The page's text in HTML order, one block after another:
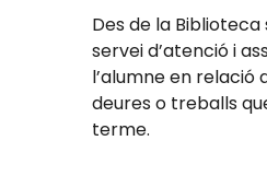
Des de la Biblioteca
servei d’atenció i
l’alumne en relació
deures o treballs
terme.